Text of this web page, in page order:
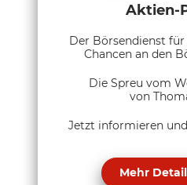
Aktien-
Der Börsendienst
Chancen an den
Die Spreu vom
von
Jetzt informieren
Mehr